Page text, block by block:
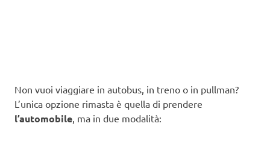
Non vuoi viaggiare in autobus, in treno o in pullman?
L’unica opzione rimasta è quella di prendere
l’automobile, ma in due modalità: